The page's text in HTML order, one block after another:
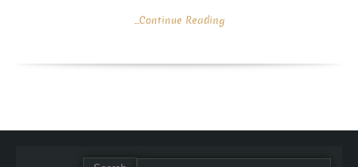
Continue Reading...